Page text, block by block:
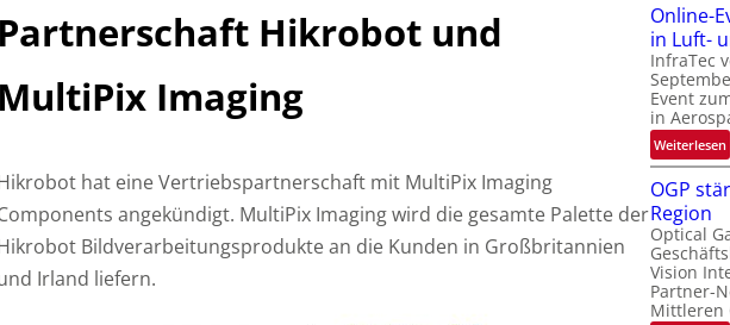
Partnerschaft Hikrobot und
MultiPix Imaging
hat eine Vertriebspartnerschaft mit MultiPix Imaging
angekündigt. MultiPix Imaging wird die gesamte Palette der
Bildverarbeitungsprodukte an die Kunden in Großbritannien
Irland liefern.
‚
y
r
s
c
t
r
t
r
t
i
l
i
Online-
in Luft-
InfraTec
Event
in
Weiterlesen:
n
i
-
OGP
Region
Optical
Vision
Partner-
Mittleren